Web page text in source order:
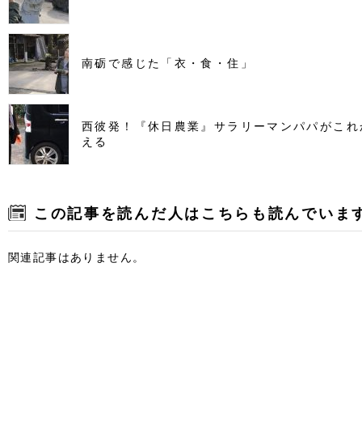
南砺で感じた「衣・食・住」
西彼発！『休日農業』サラリーマンパパがこ
える
この記事を読んだ人はこちらも読んでいま
関連記事はありません。